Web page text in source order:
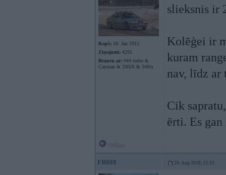
Kopš: 18. Jan 2015
Ziņojumi: 4295
Braucu ar: 944 turbo &
Cayman & 330iX & 540ix
slieksnis ir
Kolēģei ir
kuram
nav, līdz ar
Cik
ērti. Es
FR888 29. Aug 2018, 13:23